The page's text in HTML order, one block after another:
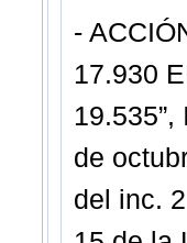
-
17.930
de
del inc.